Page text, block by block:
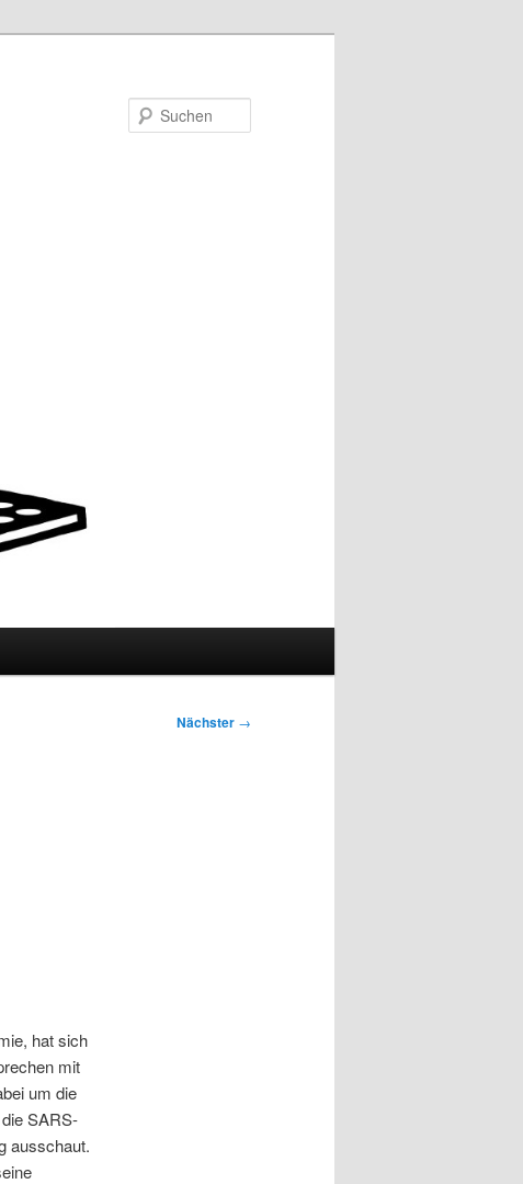
Nächster →
hat sich
mit
um die
SARS-
ausschaut.